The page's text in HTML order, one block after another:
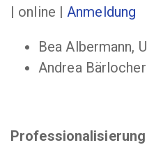
| online |Anmeldung
Bea Albermann,
Andrea